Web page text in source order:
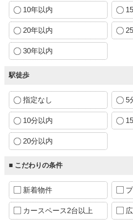
10年以内
20年以内
30年以内
駅徒歩
指定なし 5
10分以内
20分以内
■ こだわりの条件
新着物件
カースペース2台以上